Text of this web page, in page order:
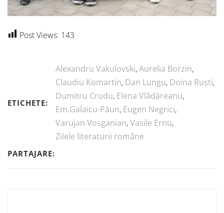
Post Views: 143
ETICHETE:
Alexandru Vakulovski,Aurelia Borzin,
Claudiu Komartin, Dan Lungu, Doina Ruști,
Dumitru Crudu, Elena Vlădăreanu,
Em.Galaicu-Păun, Eugen Negrici,
Varujan Vosganian,Vasile Ernu,
Zilele literaturii române
PARTAJARE: